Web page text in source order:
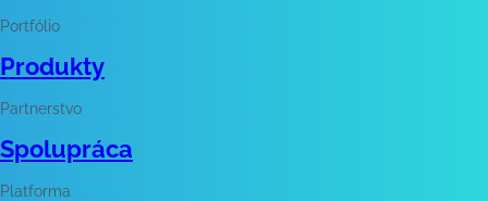
Portfólio
Produkty
Partnerstvo
Spolupráca
Platforma